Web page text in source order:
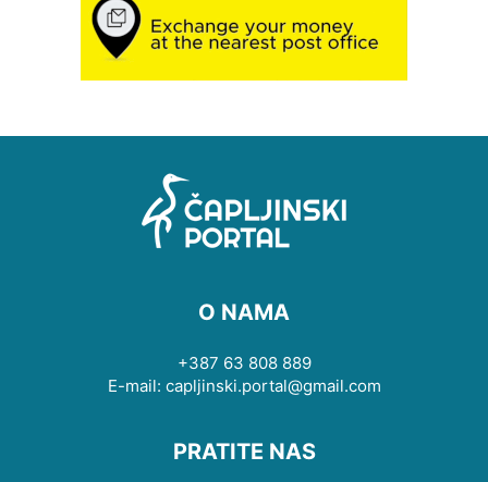
O NAMA
+387 63 808 889
E-mail: capljinski.portal@gmail.com
PRATITE NAS